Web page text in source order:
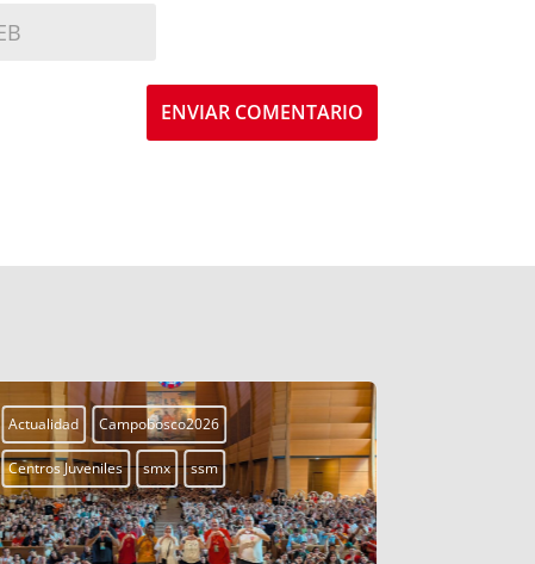
ENVIAR COMENTARIO
Actualidad Campobosco2026
Centros Juveniles smx ssm